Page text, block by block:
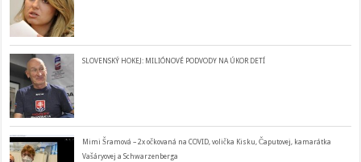
SLOVENSKÝ HOKEJ: MILIÓNOVÉ PODVODY NA ÚKOR DETÍ
Mimi Šramová – 2x očkovaná na COVID, volička Kisku, Čaputovej, kamarátka
Vašáryovej a Schwarzenberga